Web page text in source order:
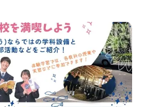
途に当落結果をご連絡いたしま
(木)12：00 から 5月21日(木)
に変える！「おためし地域留学」
の内容を詳しく知りたい方や、お
Zoomでのオンライン配信を行い
わせて、以下の2つのステップをご
ンライン説明会〜まずは「おため
本全国20以上の地域から選んで参
全体像や魅力について、説明会を
化が存在します。アイヌ文化で
物や自然のチカラ、暮らしの道具
を持っているものを「カムイ」と
見守ってくれているもの、例え
かせない火、水、風、そして雄大
です。この文化と精神性をテーマ
カムイ」は、累計3000万部以上販
も公開されるなど注目を集めてい
イヌ文化に触れることのできる
出発！アイヌの家や暮らし、食な
合により締め切りを早める場合
ください！-------------------------
間最大72万／💡北海道の高校留
～夢に向かって一歩踏み出す、あ
条件はこちらから------------------
ーーーーーーーーーーーーー
体験費・宿泊費が無料！＞民間ロ
った町！ 北海道の「宇宙版シリコ
先端テクノロジーとどこまでも続